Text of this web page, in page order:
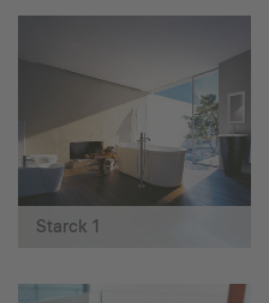
Starck 1